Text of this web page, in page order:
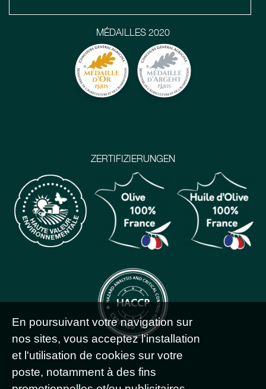
ZERTIFIZIERUNGEN
MÉDAILLES 2020
En poursuivant votre navigation sur
nos sites, vous acceptez l'installation
et l'utilisation de cookies sur votre
poste, notamment à des fins